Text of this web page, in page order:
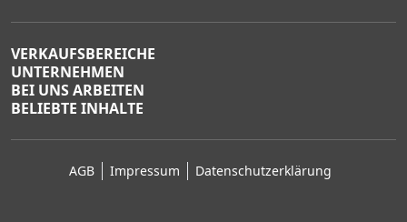
VERKAUFSBEREICHE
UNTERNEHMEN
BEI UNS ARBEITEN
BELIEBTE INHALTE
AGB Impressum Datenschutzerklärung